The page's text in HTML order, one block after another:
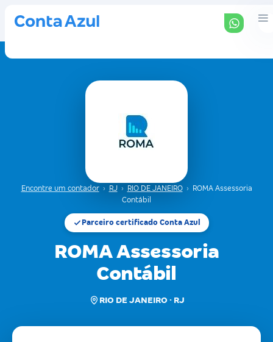
Encontre um contador › RJ › RIO DE JANEIRO ›
ROMA Assessoria
Contábil
Parceiro certificado Conta Azul
ROMA Assessoria
Contábil
RIO DE JANEIRO · RJ